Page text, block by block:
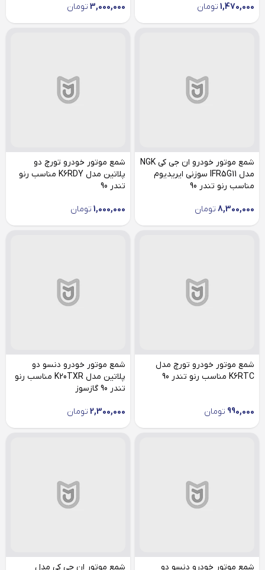
1,470,000 تومان 3,000,000 تومان
شمع موتور خودرو ان جی کی NGK
مدل IFR5G11 سوزنی ایریدیوم
مناسب رنو تندر 90
8,300,000 تومان
شمع موتور خودرو تورچ دو
پلاتین مدل K6RDY مناسب رنو
تندر 90
1,000,000 تومان
شمع موتور خودرو تورچ مدل
K6RTC مناسب رنو تندر 90
990,000 تومان
شمع موتور خودرو دنسو دو
پلاتین مدل K20TXR مناسب رنو
تندر 90 گازسوز
2,300,000 تومان
شمع موتور خودرو دنسو دو شمع موتور ان جی کی مدل